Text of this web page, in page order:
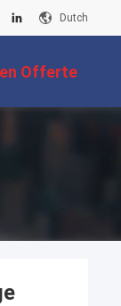
Dutch
Offerte